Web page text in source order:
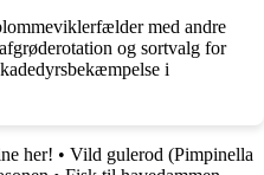
med andre
og sortvalg for
i
her! • Vild gulerod (Pimpinella